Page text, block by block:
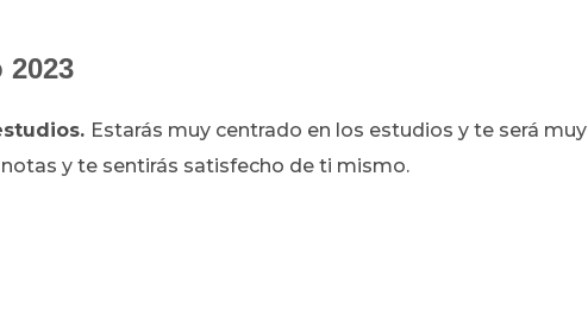
Estarás muy centrado en los estudios y te será muy
y te sentirás satisfecho de ti mismo.